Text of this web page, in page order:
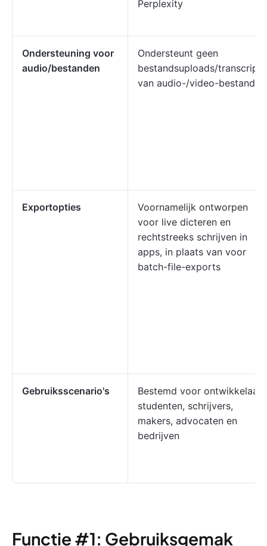
Perplexity
Ondersteuning voor
audio/bestanden
Ondersteunt geen
bestandsuploads/
van audio-/video-bestanden
Exportopties
Voornamelijk ontworpen
voor live dicteren en
rechtstreeks schrijven in
apps, in plaats van voor
batch-file-exports
Gebruiksscenario's
Bestemd voor
studenten, schrijvers,
makers, advocaten en
bedrijven
Functie #1: Gebruiksgemak